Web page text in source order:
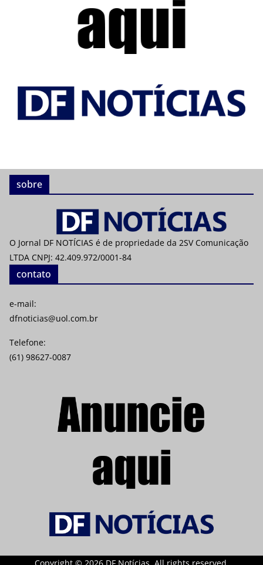
sobre
O Jornal DF NOTÍCIAS é de propriedade da 2SV Comunicação
LTDA CNPJ: 42.409.972/0001-84
contato
e-mail:
dfnoticias@uol.com.br
Telefone:
(61) 98627-0087